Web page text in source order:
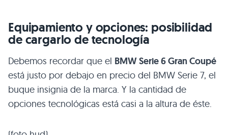
Equipamiento y opciones: posibilidad
de cargarlo de tecnología
Debemos recordar que el BMWSerie 6 Gran Coupé
está justo por debajo en precio del BMW Serie 7, el
buque insignia de la marca. Y la cantidad de
opciones tecnológicas está casi a la altura de éste.